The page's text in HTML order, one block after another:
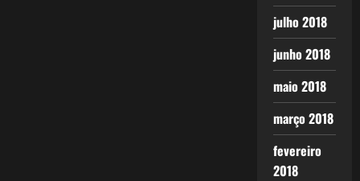
julho 2018
junho 2018
maio 2018
março 2018
fevereiro
2018